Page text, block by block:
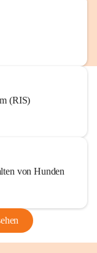
(RIS)
von Hunden